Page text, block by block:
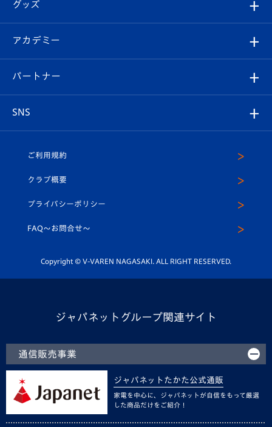
チケット
イベント
メディア
ホームタウン
スタッフプロフィール
マスコット紹介
平和祈念活動
ホームタウン活動
Revive Team
ヴィヴィくんの長崎おもてなしガイド
フォトギャラリー
スタジアムグルメ
V-LOVERS（ファンクラブ）
プレイヤーズスイート
グッズ
オンラインショップ
店舗情報
アカデミー
育成からのお知らせ
U-18
スクール
パートナー
SNS
ヴィヴィくんインスタグラム
公式LINE＠
ご利用規約
クラブ概要
プライバシーポリシー
FAQ〜お問合せ〜
Copyright © V-VAREN NAGASAKI. ALL RIGHT RESERVED.
ジャパネットグループ関連サイト
通信販売事業
ジャパネットたかた公式通販
家電を中心に、ジャパネットが自信をもって厳選
した商品だけをご紹介！